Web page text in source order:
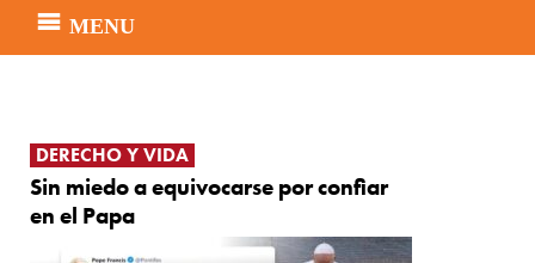
MENU
DERECHO Y VIDA
Sin miedo a equivocarse por confiar
en el Papa